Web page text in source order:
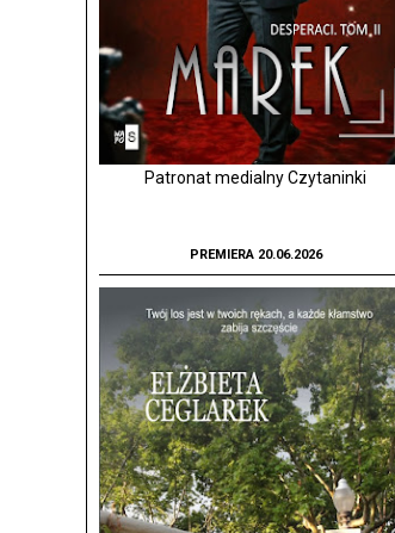
Patronat medialny Czytaninki
PREMIERA 20.06.2026